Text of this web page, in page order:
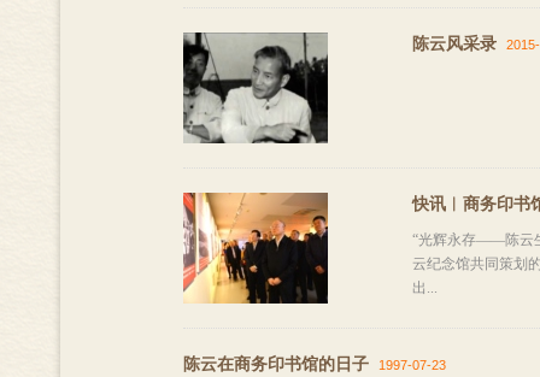
陈云风采录
快讯︱商务印书
“光辉永存——陈云
云纪念馆共同策划
出...
陈云在商务印书馆的日子 1997-07-23